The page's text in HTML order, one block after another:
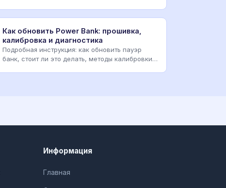
Как обновить Power Bank: прошивка,
калибровка и диагностика
Подробная инструкция: как обновить пауэр
банк, стоит ли это делать, методы калибровки
Информация
Главная